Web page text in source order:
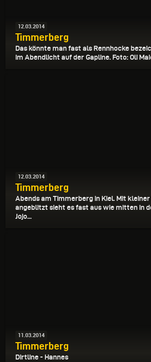
12.03.2014
Timmerberg
Das könnte man fast als Rennhocke
im Abendlicht auf der Gapline. Foto: Oli
12.03.2014
Timmerberg
Abends am Timmerberg in Kiel. Mit
angeblitzt sieht es fast aus wie mitten in
Jojo...
11.03.2014
Timmerberg
Dirtline - Hannes